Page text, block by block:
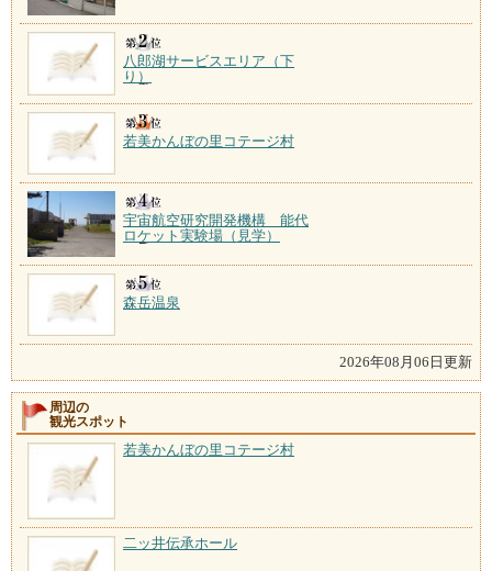
八郎湖サービスエリア（下
り）
若美かんぼの里コテージ村
宇宙航空研究開発機構 能代
ロケット実験場（見学）
森岳温泉
2026年08月06日更新
周辺の
観光スポット
若美かんぼの里コテージ村
二ッ井伝承ホール